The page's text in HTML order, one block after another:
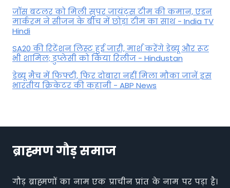
जॉस बटलर को मिली सुपर जायंट्स टीम की कमान, एडन
मार्करम ने सीजन के बीच में छोड़ा टीम का साथ - India TV
Hindi
SA20 की रिटेंशन लिस्ट हुई जारी, मार्श करेंगे डेब्यू और रूट
भी शामिल; डुप्लेसी को किया रिलीज - Hindustan
डेब्यू मैच में फिफ्टी, फिर दोबारा नहीं मिला मौका जानें इस
भारतीय क्रिकेटर की कहानी - ABP News
ब्राह्मण गौड़ समाज
गौड़ ब्राह्मणों का नाम एक प्राचीन प्रांत के नाम पर पड़ा है।